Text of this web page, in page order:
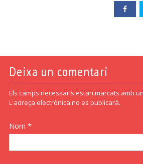
Deixa un comentari
Els camps necessaris estan marcats amb
L'adreça electrònica no es publicarà.
Nom *